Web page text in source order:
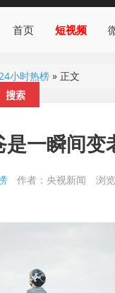
首页 短视频
小时热榜 » 正文
是一瞬间变
作者：央视新闻 浏